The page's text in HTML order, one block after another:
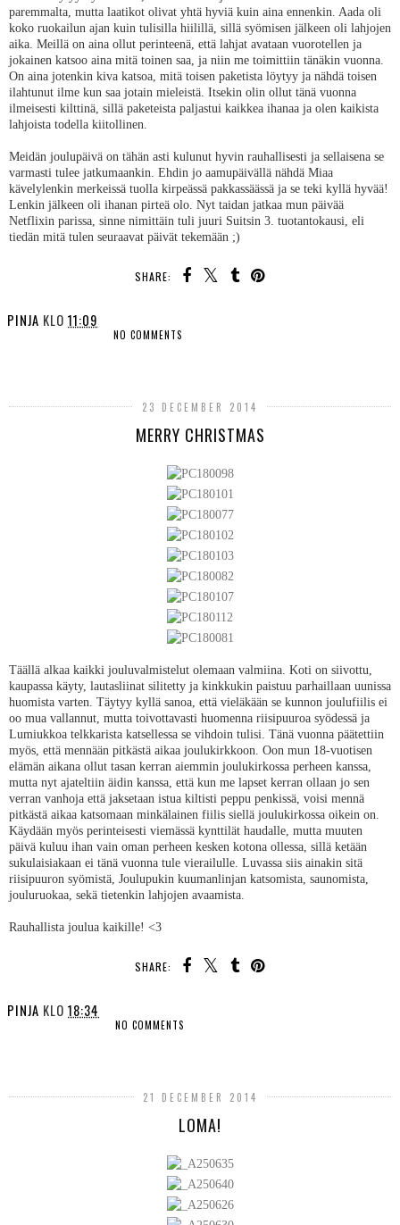
paremmalta, mutta laatikot olivat yhtä hyviä kuin aina ennenkin. Aada oli
koko ruokailun ajan kuin tulisilla hiilillä, sillä syömisen jälkeen oli lahjojen
aika. Meillä on aina ollut perinteenä, että lahjat avataan vuorotellen ja
jokainen katsoo aina mitä toinen saa, ja niin me toimittiin tänäkin vuonna.
On aina jotenkin kiva katsoa, mitä toisen paketista löytyy ja nähdä toisen
ilahtunut ilme kun saa jotain mieleistä. Itsekin olin ollut tänä vuonna
ilmeisesti kilttinä, sillä paketeista paljastui kaikkea ihanaa ja olen kaikista
lahjoista todella kiitollinen.
Meidän joulupäivä on tähän asti kulunut hyvin rauhallisesti ja sellaisena se
varmasti tulee jatkumaankin. Ehdin jo aamupäivällä nähdä Miaa
kävelylenkin merkeissä tuolla kirpeässä pakkassäässä ja se teki kyllä hyvää!
Lenkin jälkeen oli ihanan pirteä olo. Nyt taidan jatkaa mun päivää
Netflixin parissa, sinne nimittäin tuli juuri Suitsin 3. tuotantokausi, eli
tiedän mitä tulen seuraavat päivät tekemään ;)
SHARE:
PINJA KLO 11:09
NO COMMENTS
23 DECEMBER 2014
MERRY CHRISTMAS
Täällä alkaa kaikki jouluvalmistelut olemaan valmiina. Koti on siivottu,
kaupassa käyty, lautasliinat silitetty ja kinkkukin paistuu parhaillaan uunissa
huomista varten. Täytyy kyllä sanoa, että vieläkään se kunnon joulufiilis ei
oo mua vallannut, mutta toivottavasti huomenna riisipuuroa syödessä ja
Lumiukkoa telkkarista katsellessa se vihdoin tulisi. Tänä vuonna päätettiin
myös, että mennään pitkästä aikaa joulukirkkoon. Oon mun 18-vuotisen
elämän aikana ollut tasan kerran aiemmin joulukirkossa perheen kanssa,
mutta nyt ajateltiin äidin kanssa, että kun me lapset kerran ollaan jo sen
verran vanhoja että jaksetaan istua kiltisti peppu penkissä, voisi mennä
pitkästä aikaa katsomaan minkälainen fiilis siellä joulukirkossa oikein on.
Käydään myös perinteisesti viemässä kynttilät haudalle, mutta muuten
päivä kuluu ihan vain oman perheen kesken kotona ollessa, sillä ketään
sukulaisiakaan ei tänä vuonna tule vierailulle. Luvassa siis ainakin sitä
riisipuuron syömistä, Joulupukin kuumanlinjan katsomista, saunomista,
jouluruokaa, sekä tietenkin lahjojen avaamista.
Rauhallista joulua kaikille! <3
SHARE:
PINJA KLO 18:34
NO COMMENTS
21 DECEMBER 2014
LOMA!